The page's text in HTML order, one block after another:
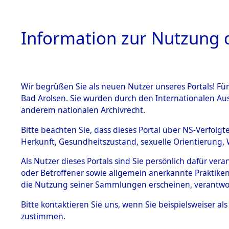
HOME
BESTÄNDE
Inhaftierungsdoku
mente
5. Verschiedenes
Todesmärsche
5.3.1 Alliierte
Information zur Nutzung
Wir begrüßen Sie als neuen Nutzer unseres Portals!
Bad Arolsen. Sie wurden durch den Internationalen
anderem nationalen Archivrecht.
Bitte beachten Sie, dass dieses Portal über NS-
Herkunft, Gesundheitszustand, sexuelle
Als Nutzer dieses Portals sind Sie persönlich dafür
oder Betroffener sowie allgemein anerkannte
die Nutzung seiner Sammlungen erscheinen,
Bitte kontaktieren Sie uns, wenn Sie beispielsweiser
zustimmen.